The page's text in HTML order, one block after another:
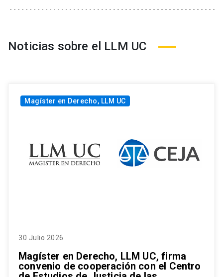
Noticias sobre el LLM UC
Magíster en Derecho, LLM UC
30 Julio 2026
Magíster en Derecho, LLM UC, firma
convenio de cooperación con el Centro